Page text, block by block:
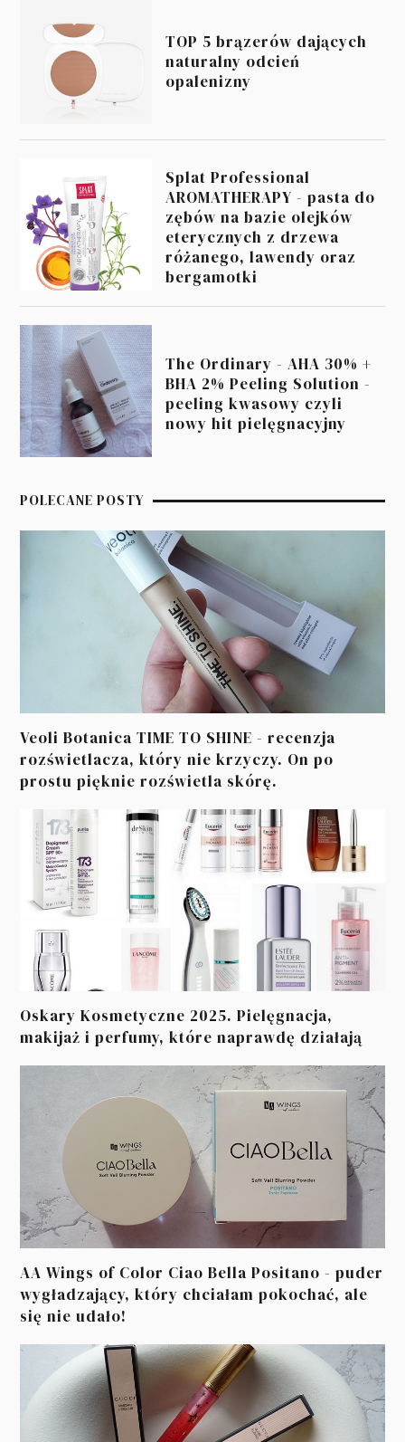
TOP 5 brązerów dających
naturalny odcień
opalenizny
Splat Professional
AROMATHERAPY - pasta do
zębów na bazie olejków
eterycznych z drzewa
różanego, lawendy oraz
bergamotki
The Ordinary - AHA 30% +
BHA 2% Peeling Solution -
peeling kwasowy czyli
nowy hit pielęgnacyjny
POLECANE POSTY
Veoli Botanica TIME TO SHINE - recenzja
rozświetlacza, który nie krzyczy. On po
prostu pięknie rozświetla skórę.
Oskary Kosmetyczne 2025. Pielęgnacja,
makijaż i perfumy, które naprawdę działają
AA Wings of Color Ciao Bella Positano - puder
wygładzający, który chciałam pokochać, ale
się nie udało!